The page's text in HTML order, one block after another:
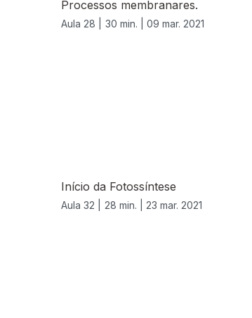
Processos membranares.
Aula 28 | 30 min. | 09 mar. 2021
Início da Fotossíntese
Aula 32 | 28 min. | 23 mar. 2021